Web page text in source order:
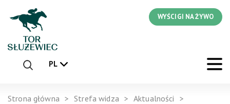
WYŚCIGI NA ŻYWO
PL
Strona główna Strefa widza
Aktualności